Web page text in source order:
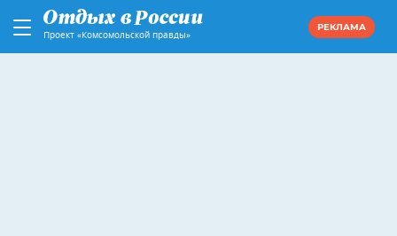
Проект «Комсомольской правды»
РЕКЛАМА